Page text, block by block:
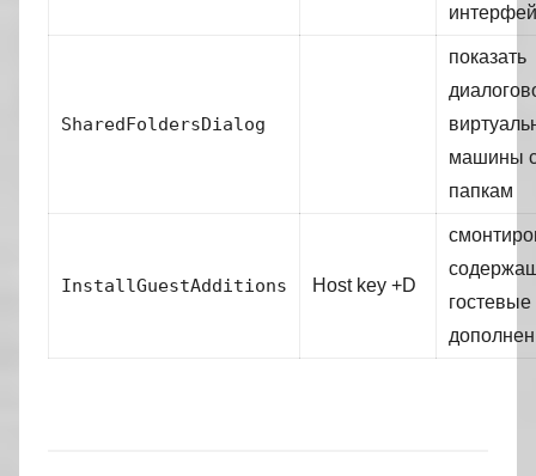
SharedFoldersDialog
показать
машины
папкам
InstallGuestAdditions Host key +D
гостевые